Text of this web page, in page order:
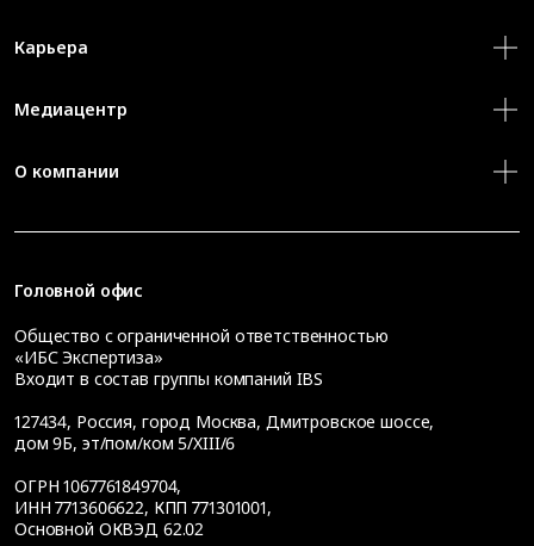
Карьера
Медиацентр
О компании
Головной офис
Общество с ограниченной ответственностью
«ИБС Экспертиза»
Входит в состав группы компаний IBS
127434, Россия, город Москва, Дмитровское шоссе,
дом 9Б, эт/пом/ком 5/XIII/6
ОГРН 1067761849704,
ИНН 7713606622, КПП 771301001,
Основной ОКВЭД 62.02